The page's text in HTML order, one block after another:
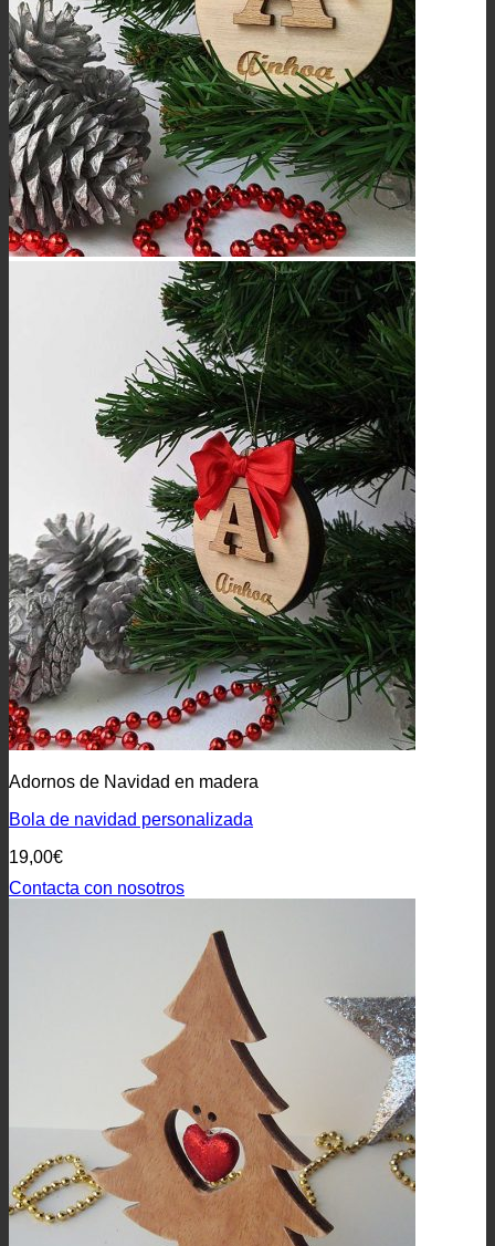
Adornos de Navidad en madera
Bola de navidad personalizada
19,00€
Contacta con nosotros